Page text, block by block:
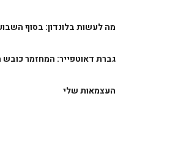
מה לעשות בלונדון: בסוף
גברת דאוטפייר: המחזמר כובש
העצמאות שלי